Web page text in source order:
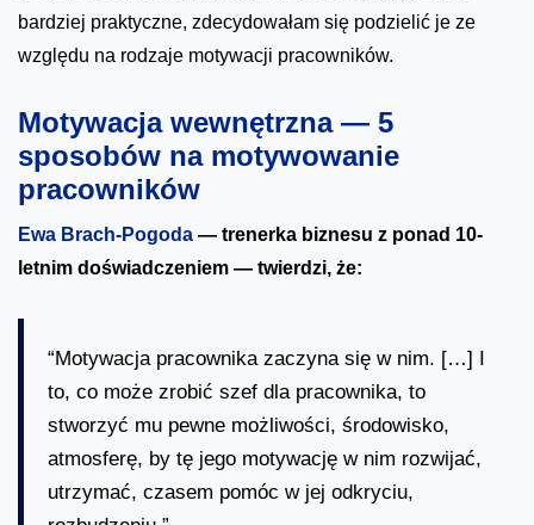
bardziej praktyczne, zdecydowałam się podzielić je ze
względu na rodzaje motywacji pracowników.
Motywacja wewnętrzna — 5
sposobów na motywowanie
pracowników
Ewa Brach-Pogoda — trenerka biznesu z ponad 10-
letnim doświadczeniem — twierdzi, że:
“Motywacja pracownika zaczyna się w nim. […] I
to, co może zrobić szef dla pracownika, to
stworzyć mu pewne możliwości, środowisko,
atmosferę, by tę jego motywację w nim rozwijać,
utrzymać, czasem pomóc w jej odkryciu,